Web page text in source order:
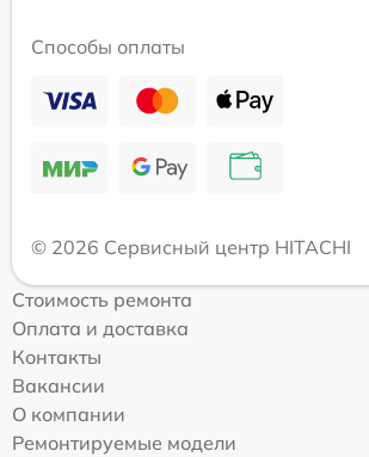
Способы оплаты
© 2026 Сервисный центр HITACHI
Стоимость ремонта
Оплата и доставка
Контакты
Вакансии
О компании
Ремонтируемые модели